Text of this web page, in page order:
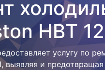
службы, наш мастер
H и отвезет в
M NF H
ожидать мастера как
сдается,
Перечень